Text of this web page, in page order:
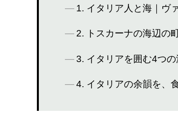
1. イタリア人と海｜ヴ
2. トスカーナの海辺の
3. イタリアを囲む4つ
4. イタリアの余韻を、